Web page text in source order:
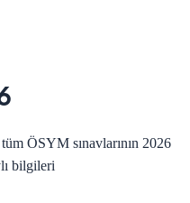
ÖSYM sınavlarının 2026
bilgileri